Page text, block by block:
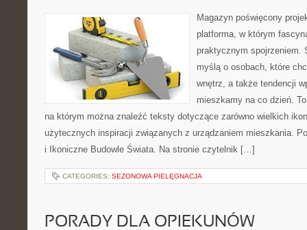
Magazyn poświęcony
platforma, w którym
praktycznym spojrzeniem.
myślą o osobach, które
wnętrz, a także tendencji
mieszkamy na co dzień.
na którym można znaleźć teksty dotyczące zarówno wielkich
użytecznych inspiracji związanych z urządzaniem mieszkania.
i Ikoniczne Budowle Świata. Na stronie czytelnik […]
CATEGORIES: SEZONOWA PIELĘGNACJA
PORADY DLA OPIEKUNÓW